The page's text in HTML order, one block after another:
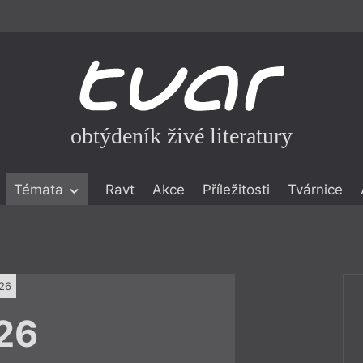
obtýdeník živé literatury
Témata Ravt Akce Příležitosti Tvárnice